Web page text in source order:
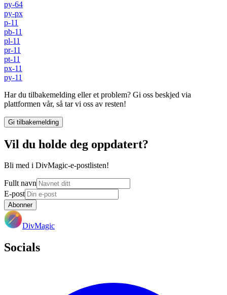
py-64
py-px
p-11
pb-11
pl-11
pr-11
pt-11
px-11
py-11
Har du tilbakemelding eller et problem? Gi oss beskjed via
plattformen vår, så tar vi oss av resten!
Gi tilbakemelding
Vil du holde deg oppdatert?
Bli med i DivMagic-e-postlisten!
Fullt navn
E-post
Abonner
DivMagic
Socials